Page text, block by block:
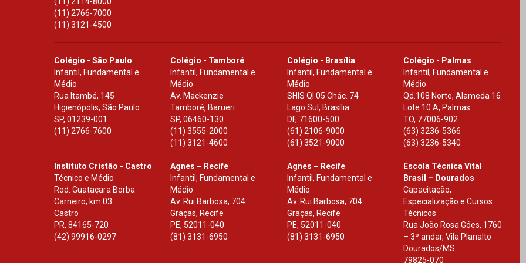
(11) 2766-7000
(11) 3121-4500
Colégio - São Paulo
Infantil, Fundamental e
Médio
Rua Itambé, 145
Higienópolis, São Paulo
SP, 01239-001
(11) 2766-7600
Colégio - Tamboré
Infantil, Fundamental e
Médio
Av. Mackenzie
Tamboré, Barueri
SP,06460-130
(11) 3555-2000
(11) 3121-4600
Colégio - Brasília
Infantil, Fundamental e
Médio
SHIS Ql 05 Chác. 74
Lago Sul, Brasília
DF, 71600-500
(61) 2106-9000
(61) 3521-9000
Colégio - Palmas
Infantil, Fundamental e
Médio
Qd.108 Norte, Alameda 16
Lote 10 A, Palmas
TO, 77006-902
(63) 3236-5366
(63) 3236-5340
Instituto Cristão - Castro
Técnico e Médio
Rod. Guataçara Borba
Carneiro, km 03
Castro
PR, 84165-720
(42) 99916-0297
Agnes – Recife
Infantil, Fundamental e
Médio
Av. Rui Barbosa, 704
Graças, Recife
PE, 52011-040
(81) 3131-6950
Agnes – Recife
Infantil, Fundamental e
Médio
Av. Rui Barbosa, 704
Graças, Recife
PE, 52011-040
(81) 3131-6950
Escola Técnica Vital
Brasil – Dourados
Capacitação,
Especialização e Cursos
Técnicos
Rua João Rosa Góes, 1760
– 3º andar, Vila Planalto
Dourados/MS
79825-070